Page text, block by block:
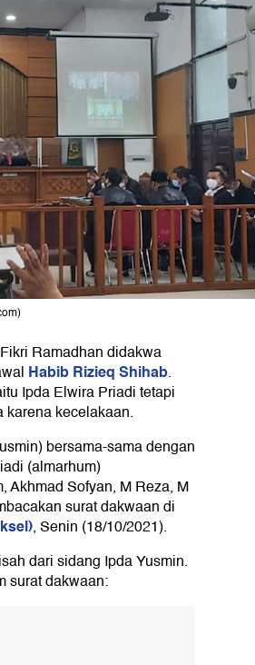
Ramadhan didakwa
Habib Rizieq Shihab.
Ipda Elwira Priadi tetapi
kecelakaan.
bersama-sama dengan
(almarhum)
Akhmad Sofyan, M Reza, M
surat dakwaan di
, Senin (18/10/2021).
dari sidang Ipda Yusmin.
surat dakwaan: